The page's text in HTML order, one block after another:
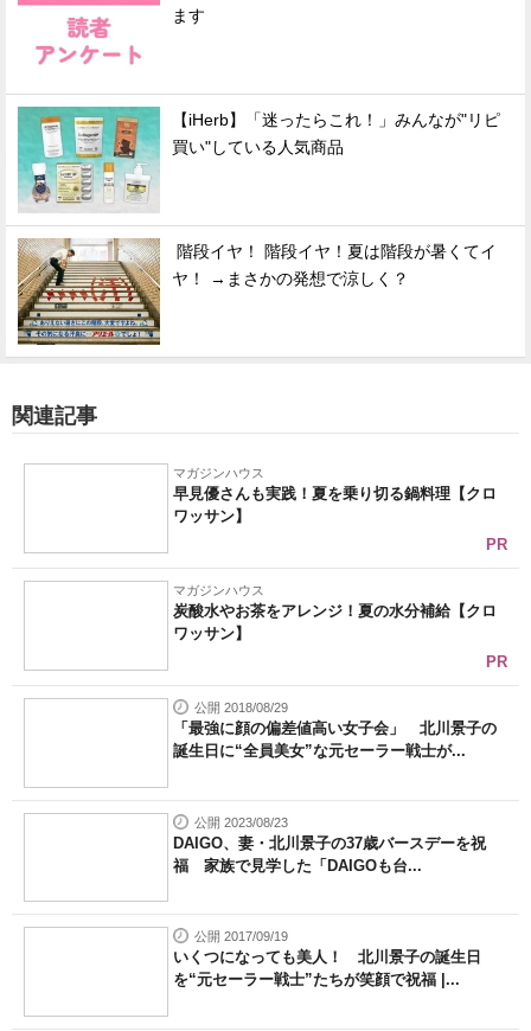
ます
【iHerb】「迷ったらこれ！」みんなが"リピ
買い"している人気商品
階段イヤ！ 階段イヤ！夏は階段が暑くてイ
ヤ！ →まさかの発想で涼しく？
関連記事
マガジンハウス
早見優さんも実践！夏を乗り切る鍋料理【クロ
ワッサン】
PR
マガジンハウス
炭酸水やお茶をアレンジ！夏の水分補給【クロ
ワッサン】
PR
公開 2018/08/29
「最強に顔の偏差値高い女子会」 北川景子の
誕生日に“全員美女”な元セーラー戦士が...
公開 2023/08/23
DAIGO、妻・北川景子の37歳バースデーを祝
福 家族で見学した「DAIGOも台...
公開 2017/09/19
いくつになっても美人！ 北川景子の誕生日
を“元セーラー戦士”たちが笑顔で祝福 |...